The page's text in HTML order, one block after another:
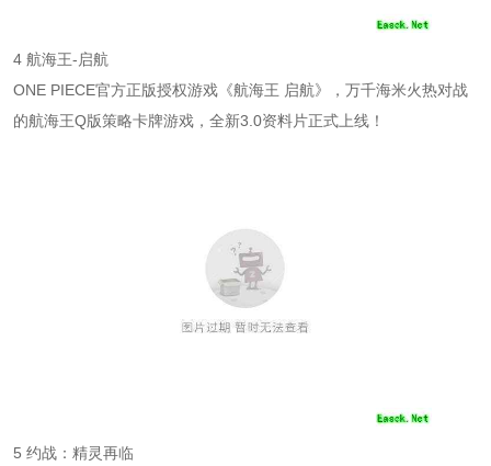
4 航海王-启航
ONE PIECE官方正版授权游戏《航海王 启航》，万千海米火热对战
的航海王Q版策略卡牌游戏，全新3.0资料片正式上线！
5 约战：精灵再临